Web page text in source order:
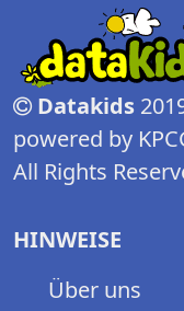
Datakids
powered by
All Rights
HINWEISE
Über uns